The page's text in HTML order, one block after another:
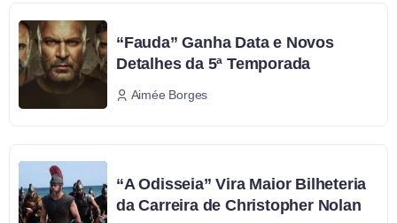
“Fauda” Ganha Data e Novos
Detalhes da 5ª Temporada
Aimée Borges
“A Odisseia” Vira Maior Bilheteria
da Carreira de Christopher Nolan